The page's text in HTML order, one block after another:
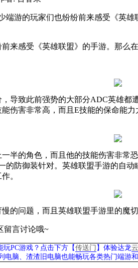
端游的玩家们也纷纷前来感受《英
来感受《英雄联盟》的手游。那
导致此前强势的大部分ADC英雄都
伤害非常高，而且 E技能的保命能力
半的角色，而且他的技能伤害非
的防御装针对。英雄联盟手游的自
。
的问题，而且英雄联盟手游里的魔
留言讨论哦~
玩PC游戏？点击下方【传送门 】 体验达龙
电脑、 渣渣旧电脑也能畅玩各类热门端游